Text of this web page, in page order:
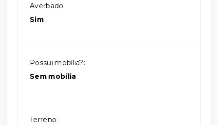
Averbado:
Sim
Possui mobília?:
Sem mobília
Terreno: